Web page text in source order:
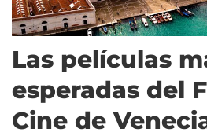
Las películas
esperadas del
Cine de